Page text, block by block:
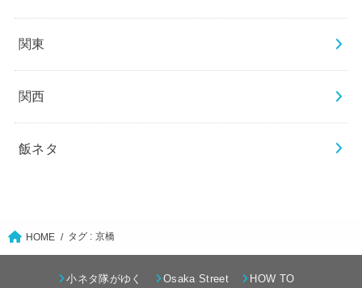
関東
関西
飯ネタ
HOME タグ : 京橋
小ネタ隊がゆく Osaka Street HOW TO